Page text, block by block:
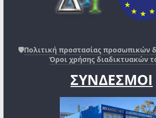
🛡️Πολιτική προστασίας προσωπικών
Όροι χρήσης διαδικτυακών
ΣΥΝΔΕΣΜΟΙ